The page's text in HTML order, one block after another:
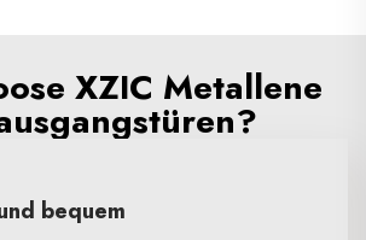
XZIC Metallene
bequem